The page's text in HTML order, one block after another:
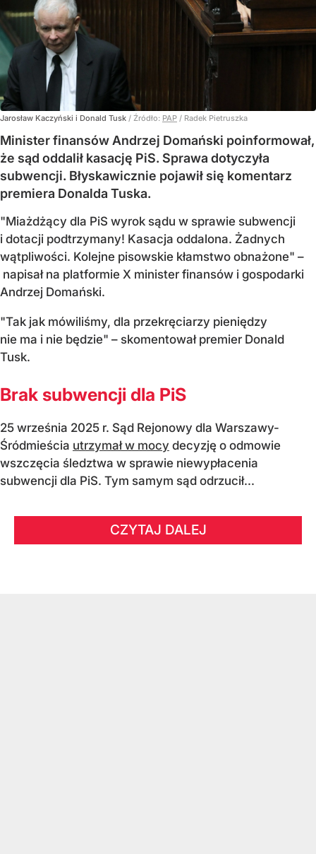
Jarosław Kaczyński i Donald Tusk / Źródło: PAP / Radek Pietruszka
Minister finansów Andrzej Domański poinformował,
że sąd oddalił kasację PiS. Sprawa dotyczyła
subwencji. Błyskawicznie pojawił się komentarz
premiera Donalda Tuska.
"Miażdżący dla PiS wyrok sądu w sprawie subwencji
i dotacji podtrzymany! Kasacja oddalona. Żadnych
wątpliwości. Kolejne pisowskie kłamstwo obnażone" –
napisał na platformie X minister finansów i gospodarki
Andrzej Domański.
"Tak jak mówiliśmy, dla przekręciarzy pieniędzy
nie ma i nie będzie" – skomentował premier Donald
Tusk.
Brak subwencji dla PiS
25 września 2025 r. Sąd Rejonowy dla Warszawy-
Śródmieścia utrzymał w mocy decyzję o odmowie
wszczęcia śledztwa w sprawie niewypłacenia
subwencji dla PiS. Tym samym sąd odrzucił...
CZYTAJ DALEJ